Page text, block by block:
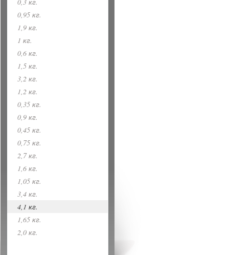
0,95 кг.
1,9 кг.
1 кг.
0,6 кг.
1,5 кг.
3,2 кг.
1,2 кг.
0,35 кг.
0,9 кг.
0,45 кг.
0,75 кг.
2,7 кг.
1,6 кг.
1,05 кг.
3,4 кг.
4,1 кг.
1,65 кг.
2,0 кг.